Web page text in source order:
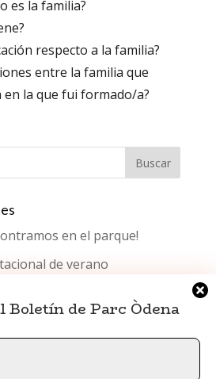
es la familia?
respecto a la familia?
entre la familia que
la que fui formado/a?
de Parc Òdena
en el parque!
de verano
de primavera
de invierno